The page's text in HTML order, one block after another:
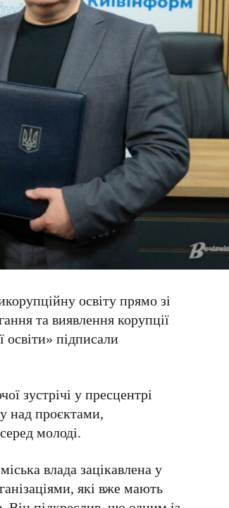
освіту прямо зі
та виявлення корупції
освіти» підписали
зустрічі упресцентрі
над проєктами,
молоді.
влада зацікавлена у
які вже мають